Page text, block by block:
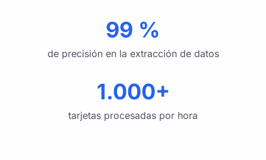
99 %
de precisión en la extracción de datos
1.000+
tarjetas procesadas por hora